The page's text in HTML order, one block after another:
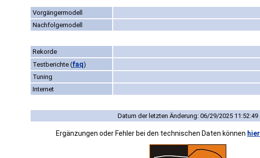
Vorgängermodell
Nachfolgemodell
Rekorde
Testberichte (faq)
Tuning
Internet
Datum der letzten Änderung: 06/29/2025 11:52:49
Ergänzungen oder Fehler bei den technischen Daten können hier